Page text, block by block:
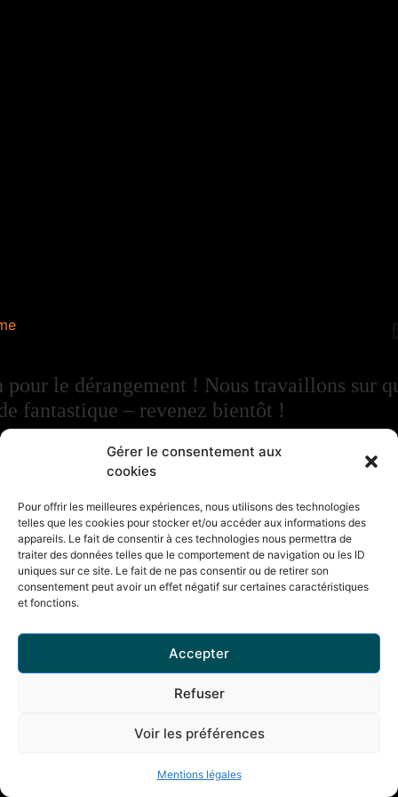
Gérer le consentement aux
cookies
Pour offrir les meilleures expériences, nous utilisons des technologies
telles que les cookies pour stocker et/ou accéder aux informations des
appareils. Le fait de consentir à ces technologies nous permettra de
traiter des données telles que le comportement de navigation ou les ID
uniques sur ce site. Le fait de ne pas consentir ou de retirer son
consentement peut avoir un effet négatif sur certaines caractéristiques
et fonctions.
Accepter
Refuser
Voir les préférences
Mentions légales
pour le dérangement ! Nous travaillons sur
fantastique – revenez bientôt !